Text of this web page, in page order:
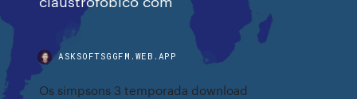
ASKSOFTSGGFM.WEB.APP
Os simpsons 3 temporada download